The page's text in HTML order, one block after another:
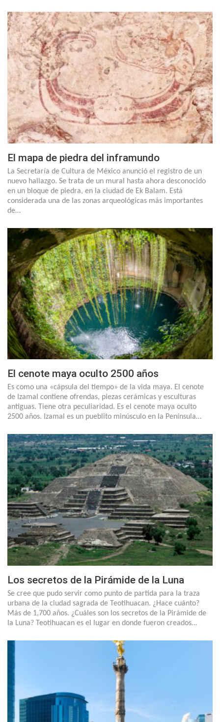
El mapa de piedra del inframundo
La Secretaría de Cultura de México anunció el registro de un
nuevo hallazgo. Se trata de un mural hasta ahora desconocido
en un bloque de piedra, en la ciudad de Ek Balam. Está
considerada una de las zonas arqueológicas más importantes
de…
El cenote maya oculto 2500 años
Es como una «cápsula del tiempo» de la vida maya. El cenote
de Izamal contiene ofrendas, piezas cerámicas y esculturas
antiguas. Tiene otra peculiaridad. Es el cenote maya oculto
2500 años. Izamal es un pueblito minúsculo en la Península…
Los secretos de la Pirámide de la Luna
Se cree que pudo servir como punto de partida para la traza
urbana de la ciudad sagrada de Teotihuacan. ¿Hace cuánto?
Más de 1,700 años. ¿Cuáles son los secretos de la Pirámide de
la Luna? Teotihuacan es el lugar en donde fueron creados…